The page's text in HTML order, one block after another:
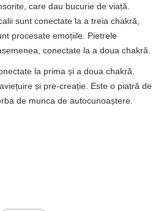
care dau bucurie de viață.
sunt conectate la a treia chakră,
procesate emoțiile. Pietrele
conectate la a doua chakră.
la prima și a doua chakră.
și pre-creație. Este o piatră de
de munca de autocunoaștere.